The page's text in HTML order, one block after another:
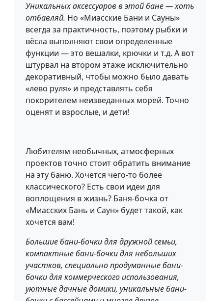
Уникальных аксессуаров в этой бане — хоть
отбавляй. Но «Миасские Бани и Сауны»
всегда за практичность, поэтому рыбки и
вёсла выполняют свои определенные
функции — это вешалки, крючки и т.д. А вот
штурвал на втором этаже исключительно
декоративный, чтобы можно было давать
«лево руля» и представлять себя
покорителем неизведанных морей. Точно
оценят и взрослые, и дети!
Любителям необычных, атмосферных
проектов точно стоит обратить внимание
на эту баню. Хочется чего-то более
классического? Есть свои идеи для
воплощения в жизнь? Баня-бочка от
«Миасских Бань и Саун» будет такой, как
хочется вам!
Большие бани-бочки для дружной семьи,
компактные бани-бочки для небольших
участков, специально продуманные бани-
бочки для коммерческого использования,
уютные дачные домики, уникальные бани-